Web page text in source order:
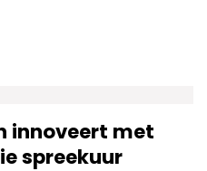
innoveert met
spreekuur